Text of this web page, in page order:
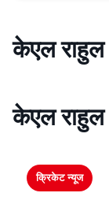
केएल
केएल राहुल
क्रिकेट न्यूज